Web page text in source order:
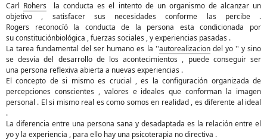
Carl Rohers la conducta es el intento de un organismo de alcanzar un
objetivo , satisfacersus necesidades conforme las percibe .
Rogers reconocíóla conducta de la persona esta condicionada por
suconstituciónbiológica , fuerzas sociales , y experiencias pasadas .
La tarea fundamental del ser humano es la ''autorealizaciondel yo '' y sino
sedesvía del desarrollo de los acontecimientos , puede conseguir ser
una persona reflexiva abierta a nuevas experiencias .
El concepto de si mismo es crucial , es laconfiguración organizada de
percepciones conscientes , valores e ideales que conforman la imagen
personal . El si mismo real es como somos en realidad , es diferente al ideal
.
La diferencia entre una persona sana y desadaptada es la relación entre el
yo y la experiencia , para ello hay una psicoterapia no directiva .